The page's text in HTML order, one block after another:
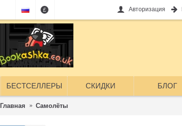
£ Авторизация
БЕСТСЕЛЛЕРЫ СКИДКИ БЛОГ
Главная Самолёты